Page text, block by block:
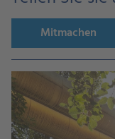
Mitmachen